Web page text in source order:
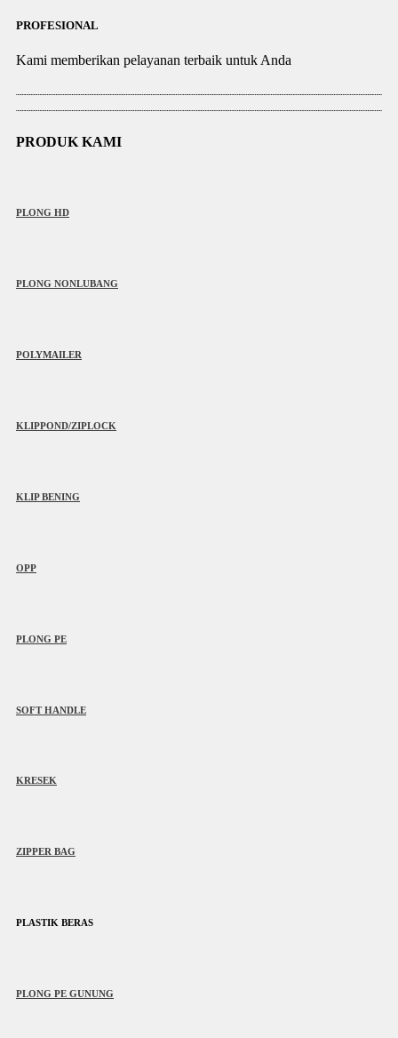
PROFESIONAL
Kami memberikan pelayanan terbaik untuk Anda
PRODUK KAMI
PLONG HD
PLONG NONLUBANG
POLYMAILER
KLIPPOND/ZIPLOCK
KLIP BENING
OPP
PLONG PE
SOFT HANDLE
KRESEK
ZIPPER BAG
PLASTIK BERAS
PLONG PE GUNUNG